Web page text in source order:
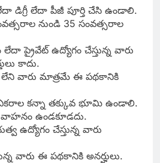
డిగ్రీ లేదా పీజీ పూర్తి చేసి ఉండాలి.
నుండి 35 సంవత్సరాల
లేదా ప్రైవేట్ ఉద్యోగం చేస్తున్న వారు
కాదు.
వారు మాత్రమే ఈ పథకానికి
కన్నా తక్కువ భూమి ఉండాలి.
వాహనం ఉండకూడదు.
ఉద్యోగం చేస్తున్న వారు
వారు ఈ పథకానికి అనర్హులు.